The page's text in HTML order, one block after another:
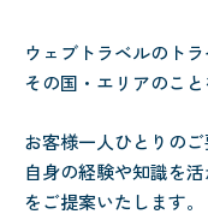
ウェブトラベルのトラ
その国・エリアのこ
お客様一人ひとりのご
自身の経験や知識を
をご提案いたします。